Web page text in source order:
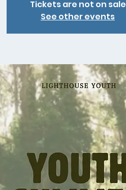
Tickets are not on sale
See other events